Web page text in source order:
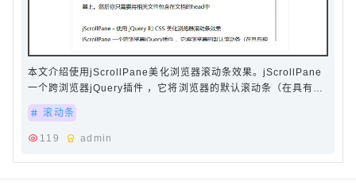
本文介绍使用jScrollPane美化浏览器滚动条效果。jScrollPane
一个跨浏览器jQuery插件 ，它将浏览器的默认滚动条（在具有相
关溢出属性的元素上）转换为 HTML 结构，…
滚动条
119 admin